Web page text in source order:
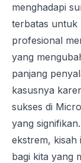
menghadapi
terbatas untuk
profesional
yang
panjang
kasusnya
sukses di
yang
ekstrem, kisah
bagi kita yang